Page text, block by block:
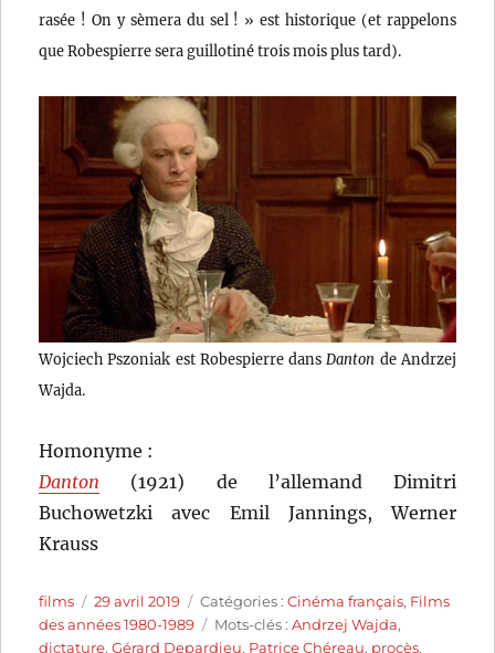
rasée ! On y sèmera du sel ! » est historique (et rappelons
que Robespierre sera guillotiné trois mois plus tard).
Wojciech Pszoniak est Robespierre dans Danton de Andrzej
Wajda.
Homonyme :
Danton (1921) de l’allemand Dimitri
Buchowetzki avec Emil Jannings, Werner
Krauss
Auteur
films
Publié
le
29 avril 2019 Catégories
Catégories :Cinéma français, Films
des années 1980-1989
Étiquettes
Mots-clés :Andrzej Wajda,
dictature,Gérard Depardieu, Patrice Chéreau, procès,